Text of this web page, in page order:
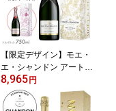
【限定デザイン】モエ・
エ・シャンドン アート
オブ エペルネ 限定ギフ
トボックス モエ アンペ
リアル/ロゼ アンペリア
8,965 円